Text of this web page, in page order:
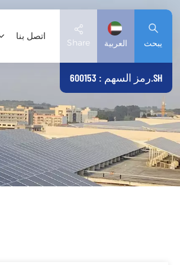
اتصل بنا
Share العربية
English
Deutsch
español
日本語
يبحث
رمز السهم : 600153.SH